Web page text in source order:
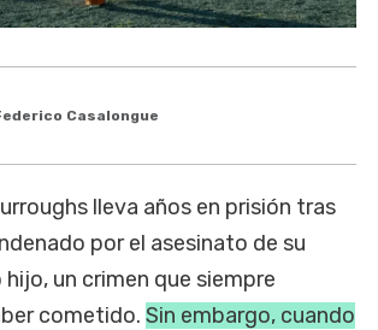
Casalongue
lleva años en prisión tras
por el asesinato de su
un crimen que siempre
cometido. Sin embargo, cuando